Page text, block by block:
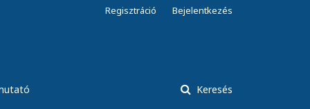
Keresés
Regisztráció Bejelentkezés